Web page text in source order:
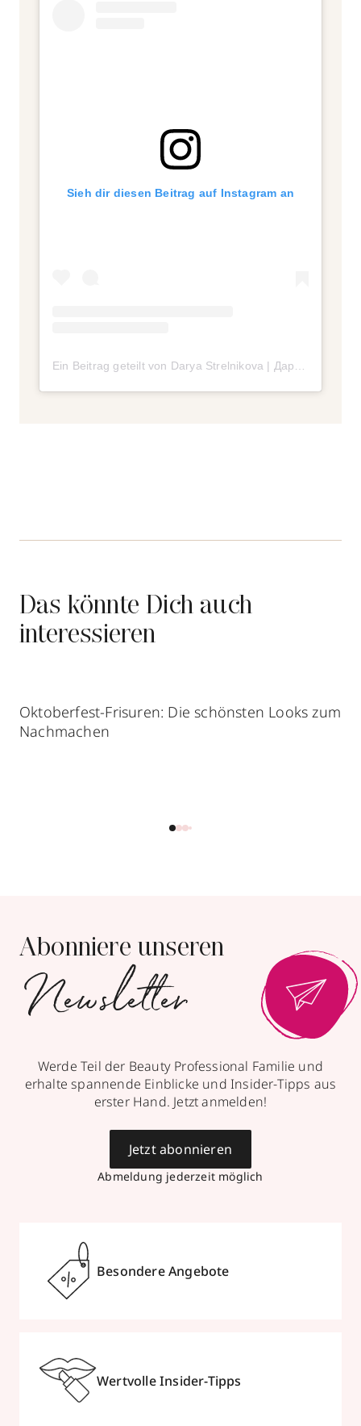
Sieh dir diesen Beitrag auf Instagram an
Das könnte Dich auch
interessieren
Oktoberfest-Frisuren: Die schönsten Looks zum
Nachmachen
Abonniere unseren
Newsletter
Werde Teil der Beauty Professional Familie und
erhalte spannende Einblicke und Insider-Tipps aus
erster Hand. Jetzt anmelden!
Abmeldung jederzeit möglich
Jetzt abonnieren
Besondere Angebote
Wertvolle Insider-Tipps